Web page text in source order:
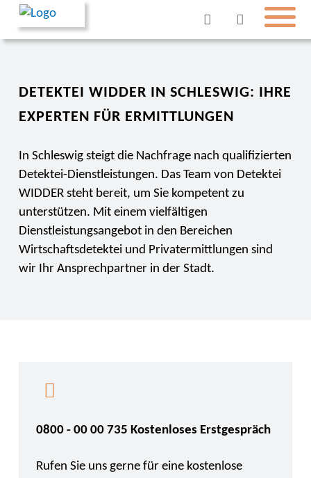
DETEKTEI WIDDER IN SCHLESWIG: IHRE
EXPERTEN FÜR ERMITTLUNGEN
In Schleswig steigt die Nachfrage nach qualifizierten
Detektei-Dienstleistungen. Das Team von Detektei
WIDDER steht bereit, um Sie kompetent zu
unterstützen. Mit einem vielfältigen
Dienstleistungsangebot in den Bereichen
Wirtschaftsdetektei und Privatermittlungen sind
wir Ihr Ansprechpartner in der Stadt.
0800 - 00 00 735 Kostenloses Erstgespräch
Rufen Sie uns gerne für eine kostenlose